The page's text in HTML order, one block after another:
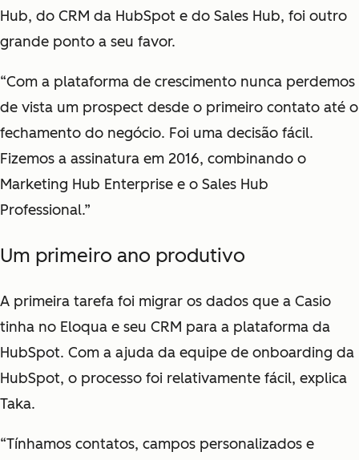
Hub, do CRM da HubSpot e do Sales Hub, foi outro
grande ponto a seu favor.
“Com a plataforma de crescimento nunca perdemos
de vista um prospect desde o primeiro contato até o
fechamento do negócio. Foi uma decisão fácil.
Fizemos a assinatura em 2016, combinando o
Marketing Hub Enterprise e o Sales Hub
Professional.”
Um primeiro ano produtivo
A primeira tarefa foi migrar os dados que a Casio
tinha no Eloqua e seu CRM para a plataforma da
HubSpot. Com a ajuda da equipe de onboarding da
HubSpot, o processo foi relativamente fácil, explica
Taka.
“Tínhamos contatos, campos personalizados e